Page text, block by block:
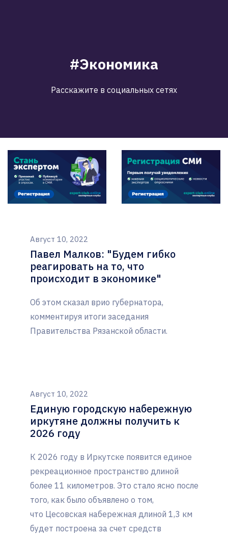
#Экономика
Расскажите в социальных сетях
Август 10, 2022
Павел Малков: "Будем гибко
реагировать на то, что
происходит в экономике"
Об этом сказал врио губернатора,
комментируя итоги заседания
Правительства Рязанской области.
Август 10, 2022
Единую городскую набережную
иркутяне должны получить к
2026 году
К 2026 году в Иркутске появится единое
рекреационное пространство длиной
более 11 километров. Это стало ясно после
того, как было объявлено о том,
что Цесовская набережная длиной 1,3 км
будет построена за счет средств